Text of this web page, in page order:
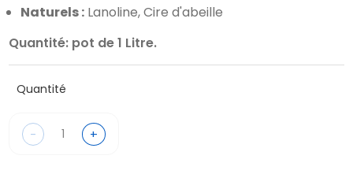
Naturels : Lanoline, Cire d'abeille
Quantité: pot de 1 Litre.
Quantité
- +